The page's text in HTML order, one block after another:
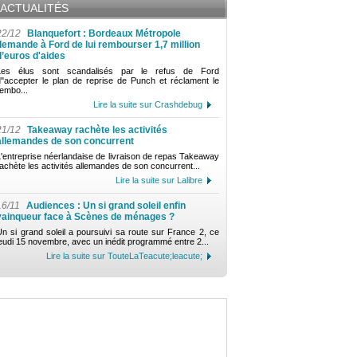
ACTUALITÉS
12
Blanquefort : Bordeaux Métropole
à Ford de lui rembourser 1,7 million
d'aides
élus sont scandalisés par le refus de Ford
le plan de reprise de Punch et réclament le
Lire la suite sur Crashdebug
12 Takeaway rachète les activités
de son concurrent
néerlandaise de livraison de repas Takeaway
les activités allemandes de son concurrent...
Lire la suite sur Lalibre
11
Audiences : Un si grand soleil enfin
face à Scènes de ménages ?
si grand soleil a poursuivi sa route sur France 2, ce
15 novembre, avec un inédit programmé entre 2...
Lire la suite sur TouteLaTeacute;leacute;